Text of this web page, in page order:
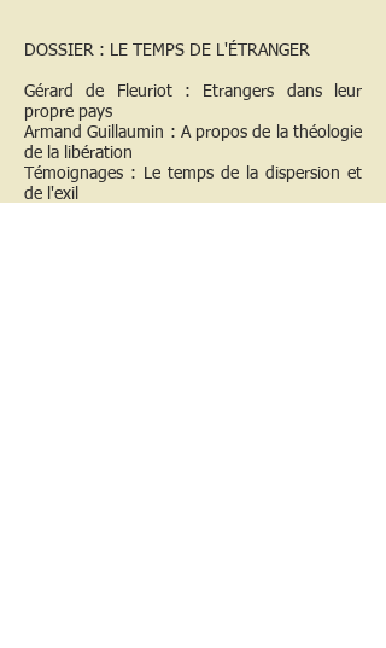
DOSSIER : LE TEMPS DE L'ÉTRANGER
Gérard de Fleuriot : Etrangers dans leur
propre pays
Armand Guillaumin : A propos de la théologie
de la libération
Témoignages : Le temps de la dispersion et
de l'exil